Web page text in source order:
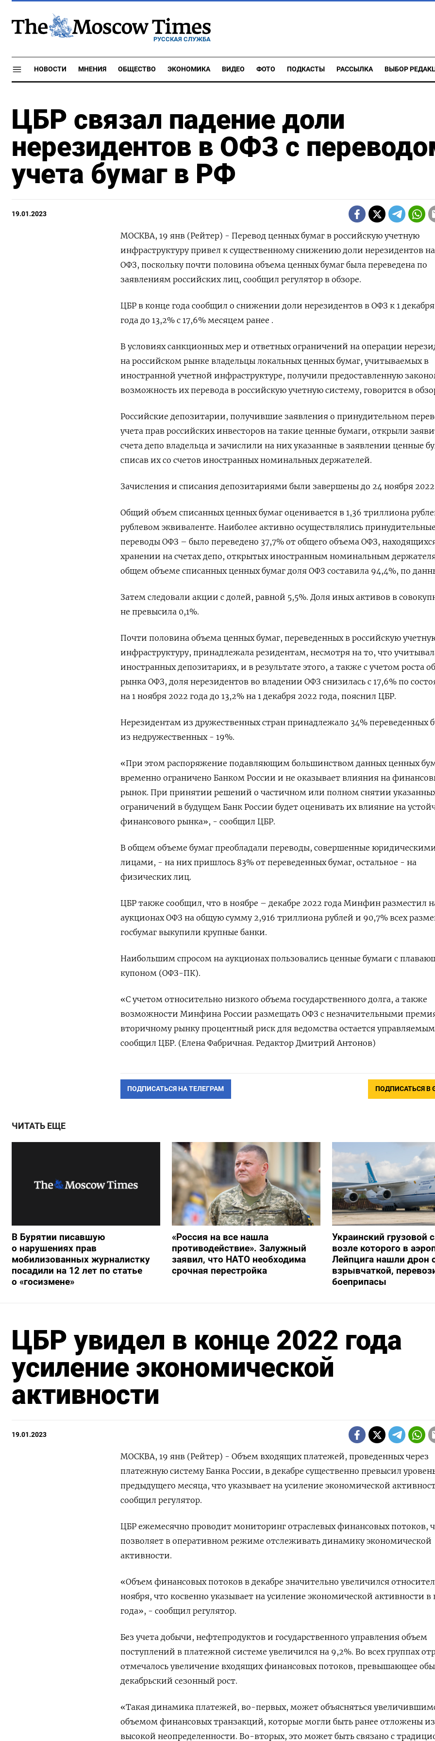
РУССКАЯ СЛУЖБА
НОВОСТИ МНЕНИЯ ОБЩЕСТВО ЭКОНОМИКА ВИДЕО ФОТО ПОДКАСТЫ РАССЫЛКА ВЫБОР
ЦБР связал падение доли
нерезидентов в ОФЗ с
учета бумаг в РФ
19.01.2023
МОСКВА, 19 янв (Рейтер) - Перевод ценных бумаг в российскую учетную
инфраструктуру привел к существенному снижению доли нерезидентов
ОФЗ, поскольку почти половина объема ценных бумаг была переведена по
заявлениям российских лиц, сообщил регулятор в обзоре.
ЦБР в конце года сообщил о снижении доли нерезидентов в ОФЗ к 1
года до 13,2% с 17,6% месяцем ранее .
В условиях санкционных мер и ответных ограничений на операции
на российском рынке владельцы локальных ценных бумаг, учитываемых в
иностранной учетной инфраструктуре, получили предоставленную
возможность их перевода в российскую учетную систему, говорится в
Российские депозитарии, получившие заявления о принудительном
учета прав российских инвесторов на такие ценные бумаги, открыли
счета депо владельца и зачислили на них указанные в заявлении ценные
списав их со счетов иностранных номинальных держателей.
Зачисления и списания депозитариями были завершены до 24 ноября 2022
Общий объем списанных ценных бумаг оценивается в 1,36 триллиона
рублевом эквиваленте. Наиболее активно осуществлялись принудительные
переводы ОФЗ – было переведено 37,7% от общего объема ОФЗ,
хранении на счетах депо, открытых иностранным номинальным
общем объеме списанных ценных бумаг доля ОФЗ составила 94,4%, по
Затем следовали акции с долей, равной 5,5%. Доля иных активов в
не превысила 0,1%.
Почти половина объема ценных бумаг, переведенных в российскую
инфраструктуру, принадлежала резидентам, несмотря на то, что
иностранных депозитариях, и в результате этого, а также с учетом роста
рынка ОФЗ, доля нерезидентов во владении ОФЗ снизилась с 17,6% по
на 1 ноября 2022 года до 13,2% на 1 декабря 2022 года, пояснил ЦБР.
Нерезидентам из дружественных стран принадлежало 34% переведенных
из недружественных - 19%.
«При этом распоряжение подавляющим большинством данных ценных
временно ограничено Банком России и не оказывает влияния на
рынок. При принятии решений о частичном или полном снятии
ограничений в будущем Банк России будет оценивать их влияние на
финансового рынка», - сообщил ЦБР.
В общем объеме бумаг преобладали переводы, совершенные
лицами, - на них пришлось 83% от переведенных бумаг, остальное - на
физических лиц.
ЦБР также сообщил, что в ноябре – декабре 2022 года Минфин разместил
аукционах ОФЗ на общую сумму 2,916 триллиона рублей и 90,7% всех
госбумаг выкупили крупные банки.
Наибольшим спросом на аукционах пользовались ценные бумаги с
купоном (ОФЗ-ПК).
«С учетом относительно низкого объема государственного долга, а также
возможности Минфина России размещать ОФЗ с незначительными
вторичному рынку процентный риск для ведомства остается
сообщил ЦБР. (Елена Фабричная. Редактор Дмитрий Антонов)
ПОДПИСАТЬСЯ НА ТЕЛЕГРАМ ПОДПИСАТЬСЯ В
ЧИТАТЬ ЕЩЕ
В Бурятии писавшую
о нарушениях прав
мобилизованных журналистку
посадили на 12 лет по статье
о «госизмене»
«Россия на все нашла
противодействие». Залужный
заявил, что НАТО необходима
срочная перестройка
Украинский грузовой
возле которого в
Лейпцига нашли дрон
взрывчаткой,
боеприпасы
ЦБР увидел в конце 2022 года
усиление экономической
активности
19.01.2023
МОСКВА, 19 янв (Рейтер) - Объем входящих платежей, проведенных через
платежную систему Банка России, в декабре существенно превысил
предыдущего месяца, что указывает на усиление экономической
сообщил регулятор.
ЦБР ежемесячно проводит мониторинг отраслевых финансовых потоков,
позволяет в оперативном режиме отслеживать динамику экономической
активности.
«Объем финансовых потоков в декабре значительно увеличился
ноября, что косвенно указывает на усиление экономической активности в
года», - сообщил регулятор.
Без учета добычи, нефтепродуктов и государственного управления объем
поступлений в платежной системе увеличился на 9,2%. Во всех группах
отмечалось увеличение входящих финансовых потоков, превышающее
декабрьский сезонный рост.
«Такая динамика платежей, во-первых, может объясняться
объемом финансовых транзакций, которые могли быть ранее отложены
высокой неопределенности. Во-вторых, это может быть связано с